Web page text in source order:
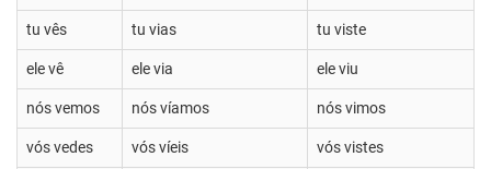
tu vês tu vias tu viste
ele vê ele via ele viu
nós vemos nós víamos nós vimos
vós vedes vós víeis vós vistes